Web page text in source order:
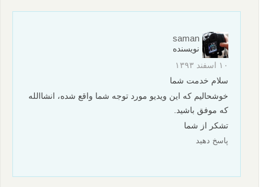
saman
نویسنده
۱۰ اسفند ۱۳۹۳
سلام خدمت شما
خوشحالیم که این ویدیو مورد توجه شما واقع شده، انشاالله
که موفق باشید.
تشکر از شما
پاسخ دهید